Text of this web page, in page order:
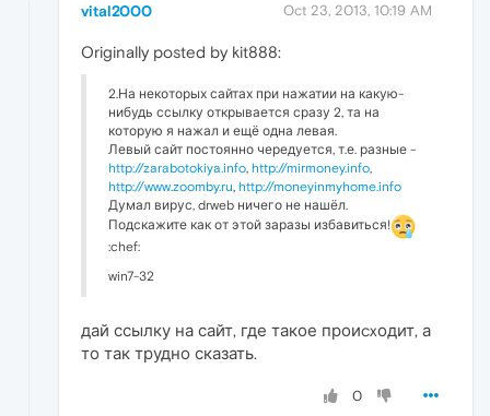
vital2000 Oct 23, 2013, 10:19 AM
Originally posted by kit888:
2.На некоторых сайтах при нажатии на какую-
нибудь ссылку открывается сразу 2, та на
которую я нажал и ещё одна левая.
Левый сайт постоянно чередуется, т.е. разные -
http://zarabotokiya.info, http://mirmoney.info,
http://www.zoomby.ru, http://moneyinmyhome.info
Думал вирус, drweb ничего не нашёл.
Подскажите как от этой заразы избавиться!
:chef:
win7-32
дай ссылку на сайт, где такое проиcxодит, а
то так трудно сказать.
0